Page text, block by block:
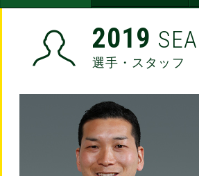
2019
選手・スタッフ